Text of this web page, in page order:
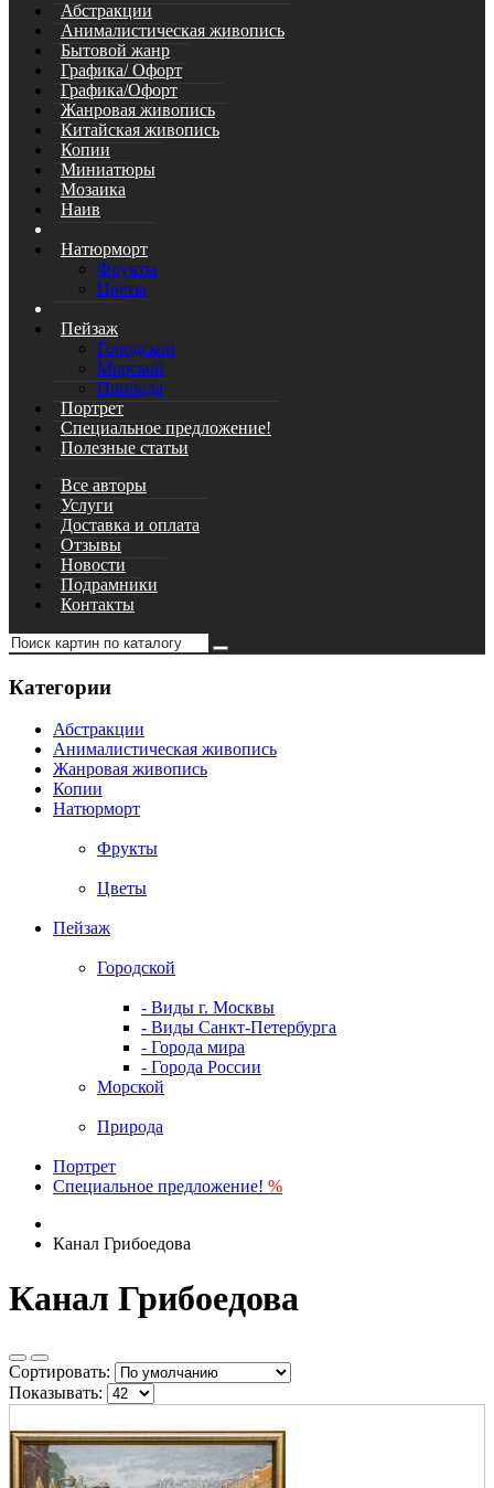
Абстракции
Анималистическая живопись
Бытовой жанр
Графика/ Офорт
Графика/Офорт
Жанровая живопись
Китайская живопись
Копии
Миниатюры
Мозаика
Наив
Натюрморт
Фрукты
Цветы
Пейзаж
Городской
Морской
Природа
Портрет
Специальное предложение!
Полезные статьи
Все авторы
Услуги
Доставка и оплата
Отзывы
Новости
Подрамники
Контакты
Категории
Абстракции
Анималистическая живопись
Жанровая живопись
Копии
Натюрморт
Фрукты
Цветы
Пейзаж
Городской
- Виды г. Москвы
- Виды Санкт-Петербурга
- Города мира
- Города России
Морской
Природа
Портрет
Специальное предложение! %
Канал Грибоедова
Канал Грибоедова
Сортировать:
Показывать: